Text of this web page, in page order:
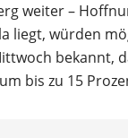
weiter –
liegt, würden
bekannt,
bis zu 15